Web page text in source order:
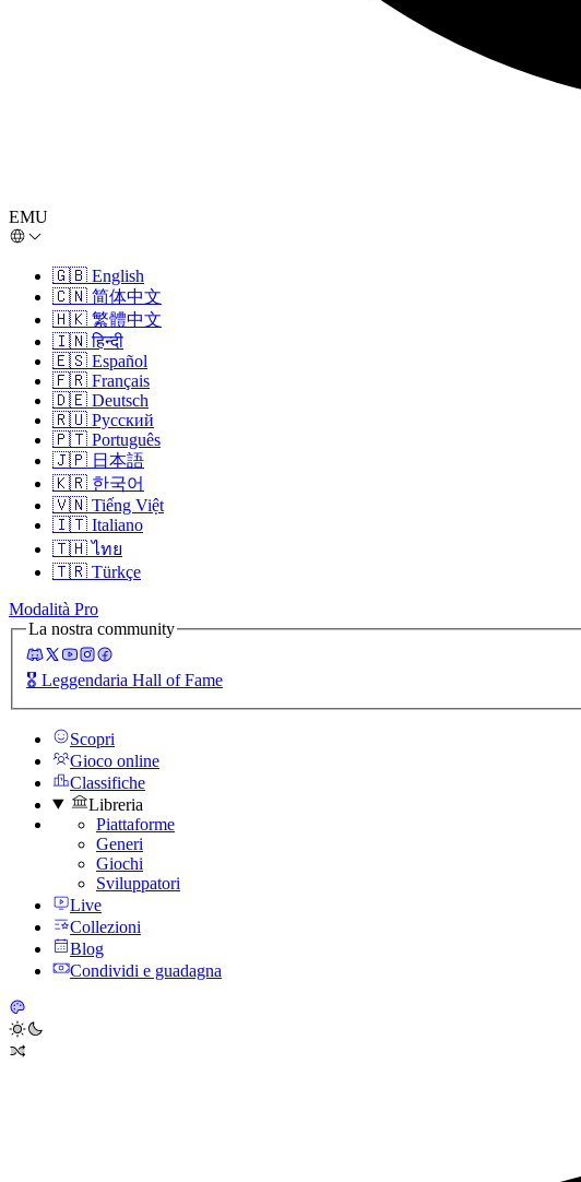
EMU
🇬🇧 English
🇨🇳 简体中文
🇭🇰 繁體中文
🇮🇳 हिन्दी
🇪🇸 Español
🇫🇷 Français
🇩🇪 Deutsch
🇷🇺 Русский
🇵🇹 Português
🇯🇵 日本語
🇰🇷 한국어
🇻🇳 Tiếng Việt
🇮🇹 Italiano
🇹🇭 ไทย
🇹🇷 Türkçe
Modalità Pro
La nostra community
🎖️ Leggendaria Hall of Fame
Scopri
Gioco online
Classifiche
Libreria
Piattaforme
Generi
Giochi
Sviluppatori
Live
Collezioni
Blog
Condividi e guadagna